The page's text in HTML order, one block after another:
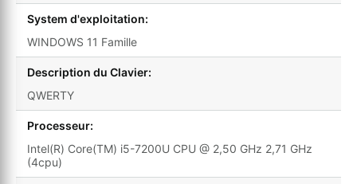
System d'exploitation:
WINDOWS 11 Famille
Description du Clavier:
QWERTY
Processeur:
Intel(R) Core(TM) i5-7200U CPU @ 2,50 GHz 2,71 GHz
(4cpu)